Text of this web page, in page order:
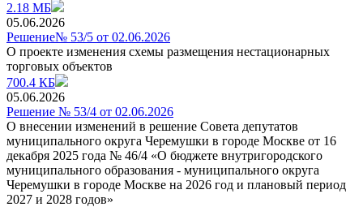
2.18 МБ
05.06.2026
Решение№ 53/5 от 02.06.2026
О проекте изменения схемы размещения нестационарных
торговых объектов
700.4 КБ
05.06.2026
Решение № 53/4 от 02.06.2026
О внесении изменений в решение Совета депутатов
муниципального округа Черемушки в городе Москве от 16
декабря 2025 года № 46/4 «О бюджете внутригородского
муниципального образования - муниципального округа
Черемушки в городе Москве на 2026 год и плановый период
2027 и 2028 годов»